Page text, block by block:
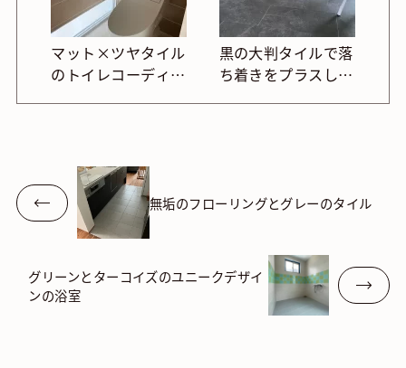
マット×ツヤタイル
のトイレコーディネ
黒の大判タイルで落
ち着きをプラスした
無垢のフローリングとグレーのタイル
グリーンとターコイズのユニークデザイ
ンの浴室